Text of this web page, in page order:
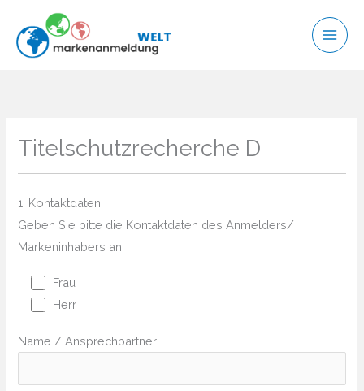
Inhalt
springen
Titelschutzrecherche D
1. Kontaktdaten
Geben Sie bitte die Kontaktdaten des Anmelders/
Markeninhabers an.
Frau
Herr
Name / Ansprechpartner